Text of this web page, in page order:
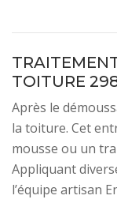
TOITURE
Après le
la toiture. Cet
mousse ou un
Appliquant
l’équipe artisan